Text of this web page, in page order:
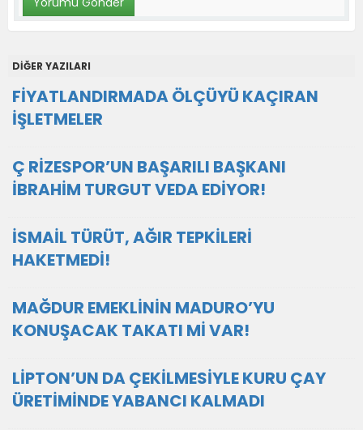
DİĞER YAZILARI
FİYATLANDIRMADA ÖLÇÜYÜ KAÇIRAN
İŞLETMELER
Ç RİZESPOR’UN BAŞARILI BAŞKANI
İBRAHİM TURGUT VEDA EDİYOR!
İSMAİL TÜRÜT, AĞIR TEPKİLERİ
HAKETMEDİ!
MAĞDUR EMEKLİNİN MADURO’YU
KONUŞACAK TAKATI Mİ VAR!
LİPTON’UN DA ÇEKİLMESİYLE KURU ÇAY
ÜRETİMİNDE YABANCI KALMADI